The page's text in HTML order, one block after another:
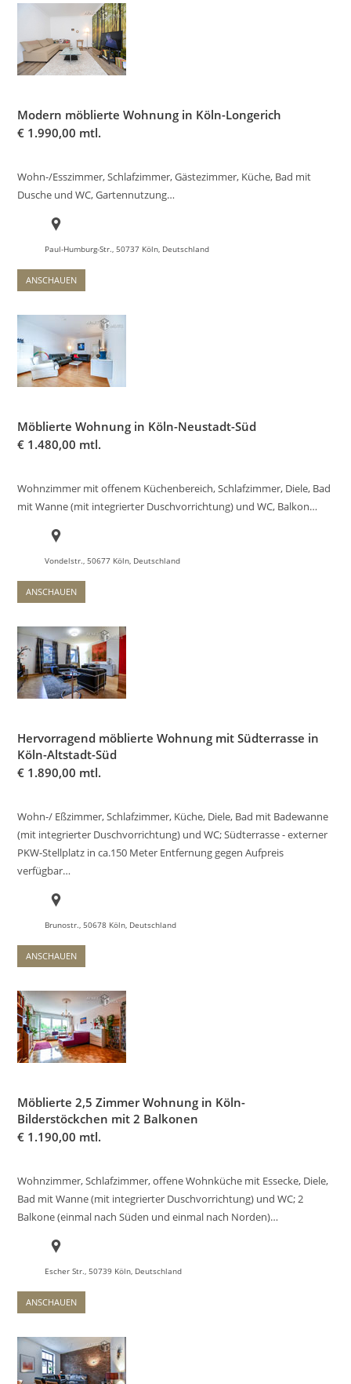
Modern möblierte Wohnung in Köln-Longerich
€ 1.990,00 mtl.
Wohn-/Esszimmer, Schlafzimmer, Gästezimmer, Küche, Bad mit
Dusche und WC, Gartennutzung…
Paul-Humburg-Str., 50737 Köln, Deutschland
ANSCHAUEN
Möblierte Wohnung in Köln-Neustadt-Süd
€ 1.480,00 mtl.
Wohnzimmer mit offenem Küchenbereich, Schlafzimmer, Diele, Bad
mit Wanne (mit integrierter Duschvorrichtung) und WC, Balkon…
Vondelstr., 50677 Köln, Deutschland
ANSCHAUEN
Hervorragend möblierte Wohnung mit Südterrasse in
Köln-Altstadt-Süd
€ 1.890,00 mtl.
Wohn-/ Eßzimmer, Schlafzimmer, Küche, Diele, Bad mit Badewanne
(mit integrierter Duschvorrichtung) und WC; Südterrasse - externer
PKW-Stellplatz in ca.150 Meter Entfernung gegen Aufpreis
verfügbar…
Brunostr., 50678 Köln, Deutschland
ANSCHAUEN
Möblierte 2,5 Zimmer Wohnung in Köln-
Bilderstöckchen mit 2 Balkonen
€ 1.190,00 mtl.
Wohnzimmer, Schlafzimmer, offene Wohnküche mit Essecke, Diele,
Bad mit Wanne (mit integrierter Duschvorrichtung) und WC; 2
Balkone (einmal nach Süden und einmal nach Norden)…
Escher Str., 50739 Köln, Deutschland
ANSCHAUEN